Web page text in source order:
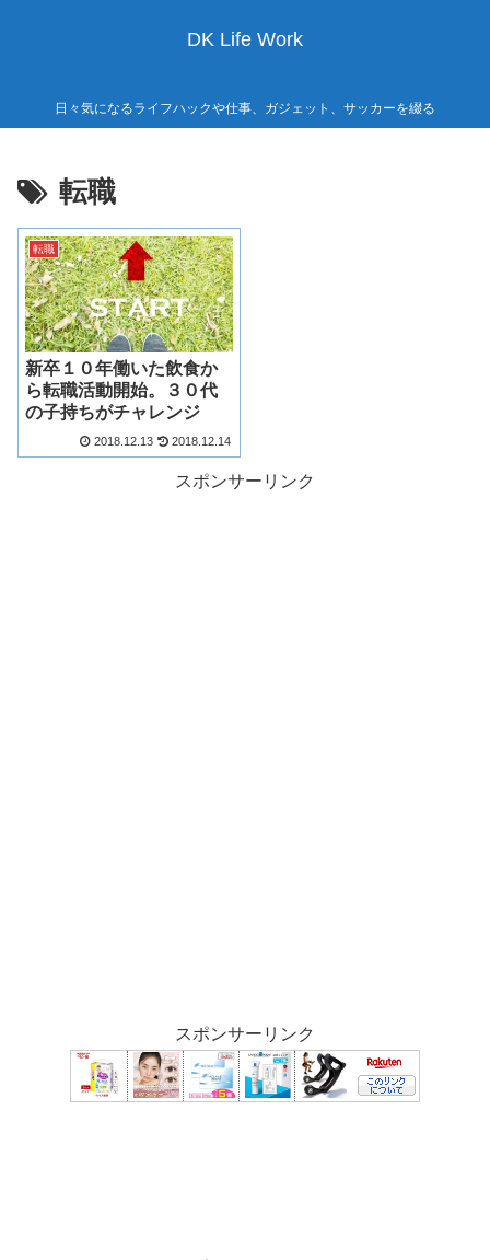
DK Life Work
日々気になるライフハックや仕事、ガジェット、サッカーを綴る
転職
転職
新卒１０年働いた飲食か
ら転職活動開始。３０代
の子持ちがチャレンジ
2018.12.13 2018.12.14
スポンサーリンク
スポンサーリンク